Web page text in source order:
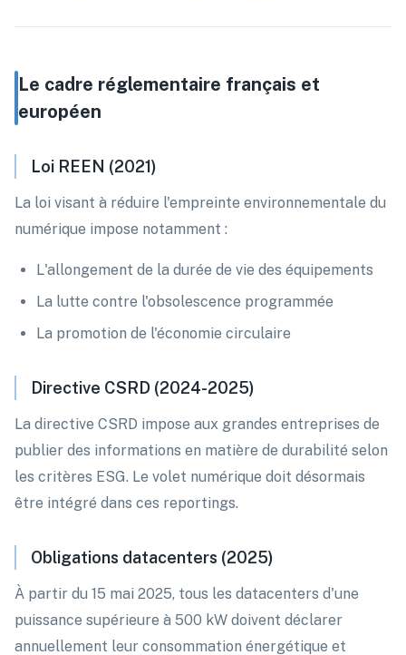
Le cadre réglementaire français et
européen
Loi REEN (2021)
La loi visant à réduire l'empreinte environnementale du
numérique impose notamment :
L'allongement de la durée de vie des équipements
La lutte contre l'obsolescence programmée
La promotion de l'économie circulaire
Directive CSRD (2024-2025)
La directive CSRD impose aux grandes entreprises de
publier des informations en matière de durabilité selon
les critères ESG. Le volet numérique doit désormais
être intégré dans ces reportings.
Obligations datacenters (2025)
À partir du 15 mai 2025, tous les datacenters d'une
puissance supérieure à 500 kW doivent déclarer
annuellement leur consommation énergétique et